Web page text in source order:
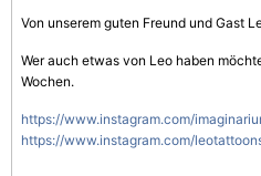
Von unserem guten Freund und Gast
Wer auch etwas von Leo haben
Wochen.
https://www.instagram.com/
https://www.instagram.com/